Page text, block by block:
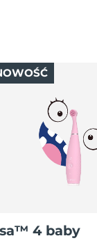
4 baby